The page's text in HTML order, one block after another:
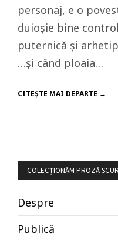
personaj, e o
duioșie bine
puternică și
…şi când ploaia…
CITEŞTE MAI DEPARTE →
COLECȚIONĂM PROZĂ
Despre
Publică